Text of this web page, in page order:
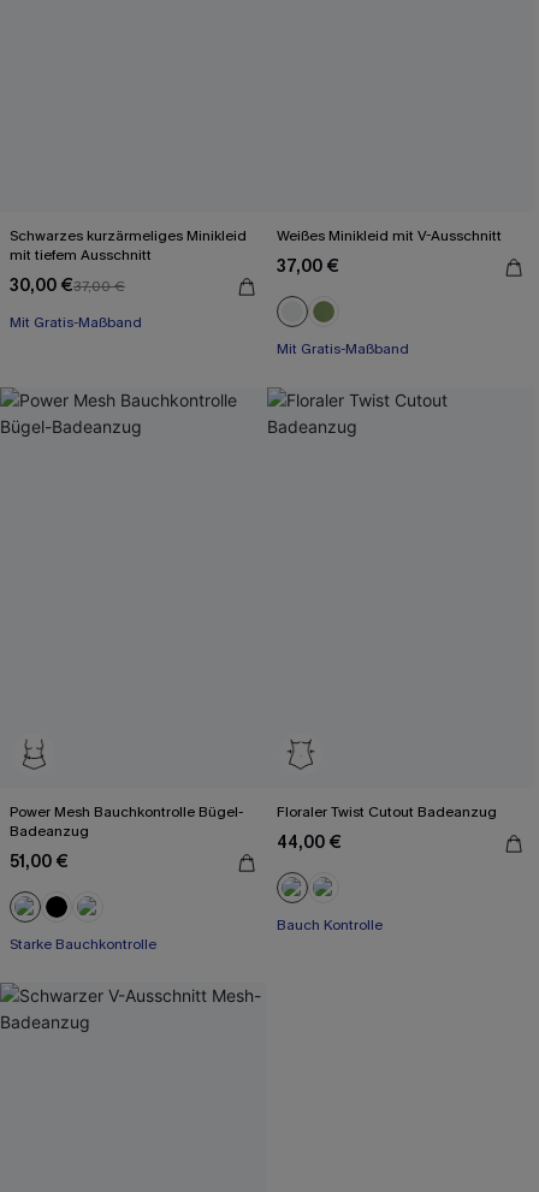
Schwarzes kurzärmeliges Minikleid
mit tiefem Ausschnitt
30,00 €37,00 €
Mit Gratis-Maßband
Baumwolle
Weißes Minikleid mit V-Ausschnitt
37,00 €
Mit Gratis-Maßband
Power Mesh Bauchkontrolle Bügel-
Badeanzug
51,00 €
Starke Bauchkontrolle
Floraler Twist Cutout Badeanzug
44,00 €
Bauch Kontrolle